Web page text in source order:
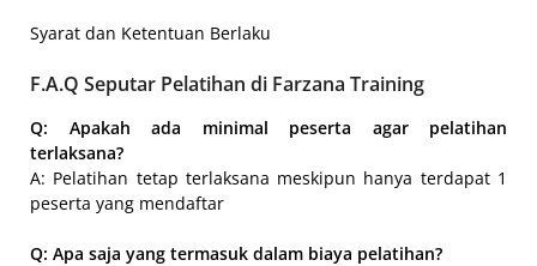
Syarat dan Ketentuan Berlaku
F.A.Q Seputar Pelatihan di Farzana Training
Q: Apakah ada minimal peserta agar pelatihan
terlaksana?
A: Pelatihan tetap terlaksana meskipun hanya terdapat 1
peserta yang mendaftar
Q: Apa saja yang termasuk dalam biaya pelatihan?